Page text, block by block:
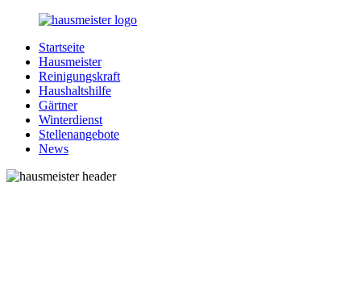
Zurück
Inhalt
Hausmeister.de
Alles
rund
Ihren
Haushalt
Startseite
Hausmeister
Reinigungskraft
Haushaltshilfe
Gärtner
Winterdienst
Stellenangebote
News